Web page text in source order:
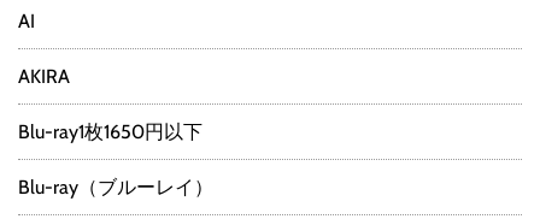
AI
AKIRA
Blu-ray1枚1650円以下
Blu-ray（ブルーレイ）